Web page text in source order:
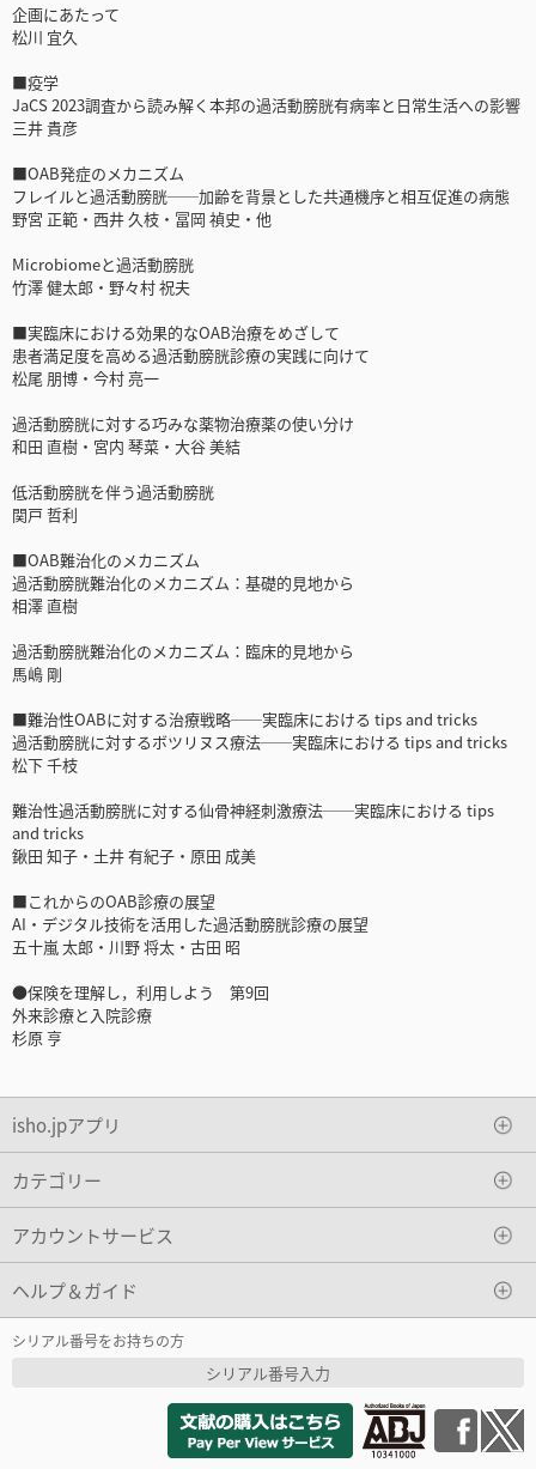
企画にあたって
松川 宜久
■疫学
JaCS 2023調査から読み解く本邦の過活動膀胱有病率と日常生活への影響
三井 貴彦
■OAB発症のメカニズム
フレイルと過活動膀胱──加齢を背景とした共通機序と相互促進の病態
野宮 正範・西井 久枝・冨岡 禎史・他
Microbiomeと過活動膀胱
竹澤 健太郎・野々村 祝夫
■実臨床における効果的なOAB治療をめざして
患者満足度を高める過活動膀胱診療の実践に向けて
松尾 朋博・今村 亮一
過活動膀胱に対する巧みな薬物治療薬の使い分け
和田 直樹・宮内 琴菜・大谷 美結
低活動膀胱を伴う過活動膀胱
関戸 哲利
■OAB難治化のメカニズム
過活動膀胱難治化のメカニズム：基礎的見地から
相澤 直樹
過活動膀胱難治化のメカニズム：臨床的見地から
馬嶋 剛
■難治性OABに対する治療戦略──実臨床における tips and tricks
過活動膀胱に対するボツリヌス療法──実臨床における tips and tricks
松下 千枝
難治性過活動膀胱に対する仙骨神経刺激療法──実臨床における tips
and tricks
鍬田 知子・土井 有紀子・原田 成美
■これからのOAB診療の展望
AI・デジタル技術を活用した過活動膀胱診療の展望
五十嵐 太郎・川野 将太・古田 昭
●保険を理解し，利用しよう 第9回
外来診療と入院診療
杉原 亨
isho.jpアプリ
カテゴリー
アカウントサービス
ヘルプ＆ガイド
シリアル番号をお持ちの方
シリアル番号入力